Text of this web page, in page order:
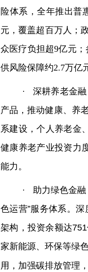
险体系，全年推出普
元，覆盖超百万人；
众医疗负担超9亿元
供风险保障约2.7万亿
·
深耕养老金
产品，推动健康、养
系建设，个人养老金
健康养老产业投资力
能力。
·
助力绿色金
色运营”服务体系。
架构，投资余额达
家新能源、环保等绿
用，加强碳排放管理